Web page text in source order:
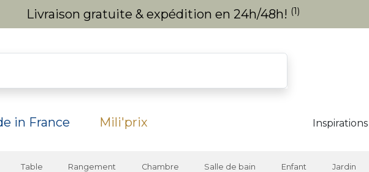
Livraison gratuite & expédition en 24h/48h! (1)
in France Mili'prix Inspirations
Table Rangement Chambre Salle de bain Enfant Jardin